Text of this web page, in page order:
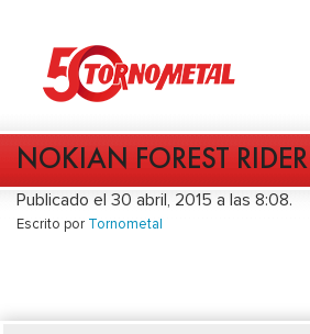
NOKIAN FOREST
Publicado el 30 abril, 2015 a las 8:08.
Escrito por Tornometal